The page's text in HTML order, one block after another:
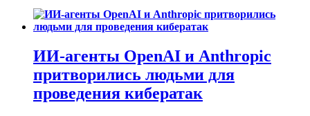
ИИ-агенты OpenAI и Anthropic
притворились людьми для
проведения кибератак